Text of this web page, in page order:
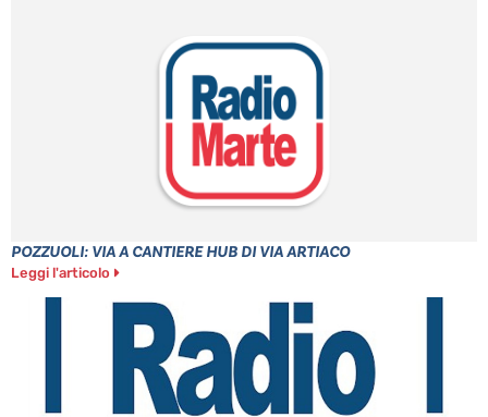
POZZUOLI: VIA A CANTIERE HUB DI VIA ARTIACO
Leggi l'articolo